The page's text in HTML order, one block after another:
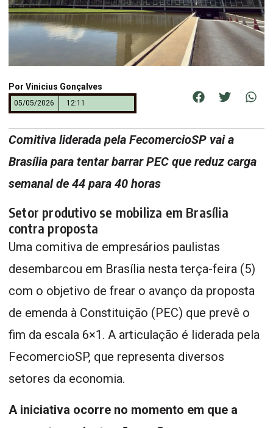
Por Vinicius Gonçalves
05/05/2026 12:11
Comitiva liderada pela FecomercioSP vai a
Brasília para tentar barrar PEC que reduz carga
semanal de 44 para 40 horas
Setor produtivo se mobiliza em Brasília
contra proposta
Uma comitiva de empresários paulistas
desembarcou em Brasília nesta terça-feira (5)
com o objetivo de frear o avanço da proposta
de emenda à Constituição (PEC) que prevê o
fim da escala 6×1. A articulação é liderada pela
FecomercioSP, que representa diversos
setores da economia.
A iniciativa ocorre no momento em que a